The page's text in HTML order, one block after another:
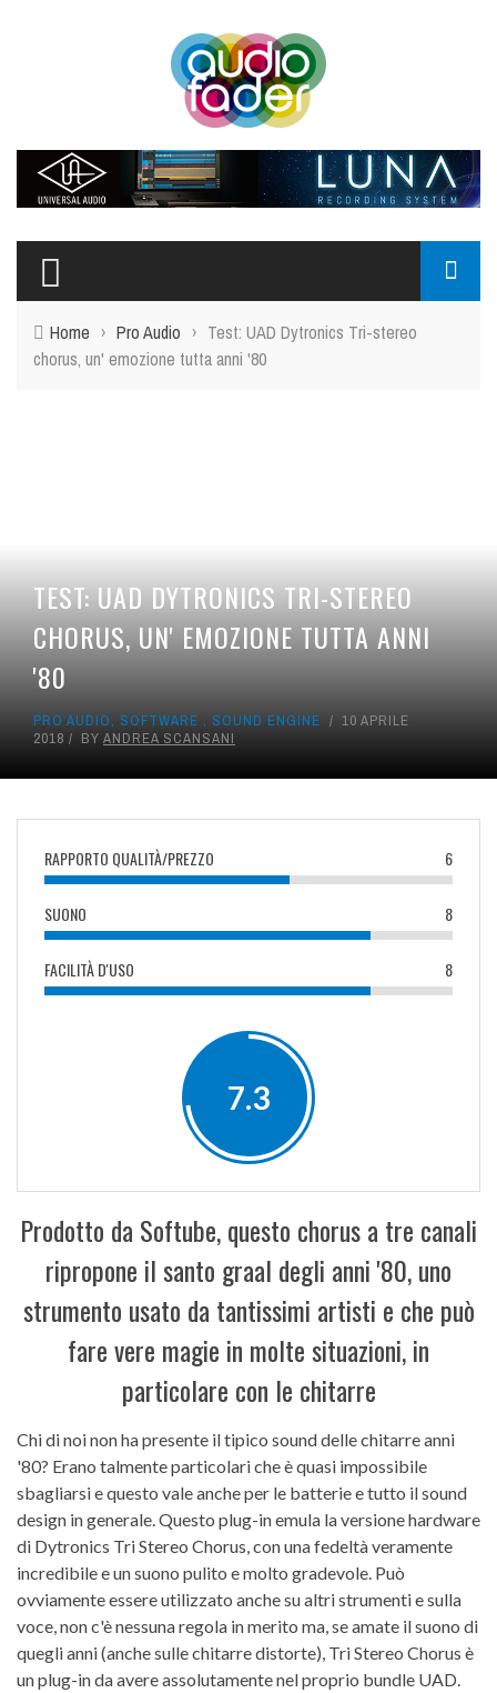
Home › Pro Audio › Test: UAD Dytronics Tri-stereo
chorus, un' emozione tutta anni '80
TEST: UAD DYTRONICS TRI-STEREO
CHORUS, UN' EMOZIONE TUTTA ANNI
'80
PRO AUDIO, SOFTWARE , SOUND ENGINE
10 APRILE
2018
BY ANDREA SCANSANI
RAPPORTO QUALITÀ/PREZZO 6
SUONO 8
FACILITÀ D'USO 8
7.3
Prodotto da Softube, questo chorus a tre canali
ripropone il santo graal degli anni '80, uno
strumento usato da tantissimi artisti e che può
fare vere magie in molte situazioni, in
particolare con le chitarre
Chi di noi non ha presente il tipico sound delle chitarre anni
'80? Erano talmente particolari che è quasi impossibile
sbagliarsi e questo vale anche per le batterie e tutto il sound
design in generale. Questo plug-in emula la versione hardware
di Dytronics Tri Stereo Chorus, con una fedeltà veramente
incredibile e un suono pulito e molto gradevole. Può
ovviamente essere utilizzato anche su altri strumenti e sulla
voce, non c'è nessuna regola in merito ma, se amate il suono di
quegli anni (anche sulle chitarre distorte), Tri Stereo Chorus è
un plug-in da avere assolutamente nel proprio bundle UAD.